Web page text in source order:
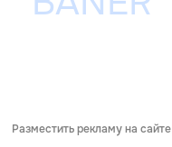
Разместить рекламу на сайте